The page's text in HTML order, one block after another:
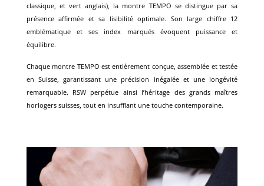
classique, et vert anglais), la montre TEMPO se distingue par sa
présence affirmée et sa lisibilité optimale. Son large chiffre 12
emblématique et ses index marqués évoquent puissance et
équilibre.
Chaque montre TEMPO est entièrement conçue, assemblée et testée
en Suisse, garantissant une précision inégalée et une longévité
remarquable. RSW perpétue ainsi l’héritage des grands maîtres
horlogers suisses, tout en insufflant une touche contemporaine.